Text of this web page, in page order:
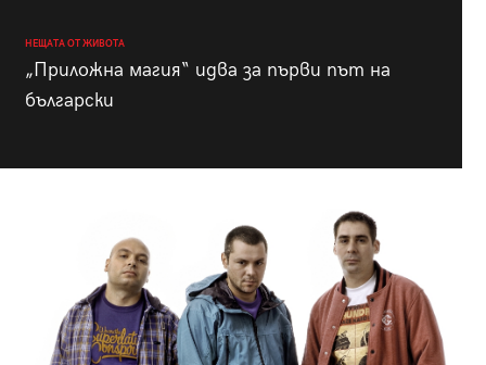
НЕЩАТА ОТ ЖИВОТА
„Приложна магия“ идва за първи път на
български